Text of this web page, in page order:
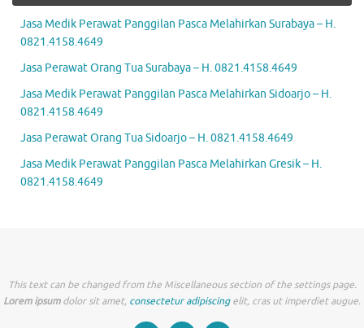
Jasa Medik Perawat Panggilan Pasca Melahirkan Surabaya – H.
0821.4158.4649
Jasa Perawat Orang Tua Surabaya – H. 0821.4158.4649
Jasa Medik Perawat Panggilan Pasca Melahirkan Sidoarjo – H.
0821.4158.4649
Jasa Perawat Orang Tua Sidoarjo – H. 0821.4158.4649
Jasa Medik Perawat Panggilan Pasca Melahirkan Gresik – H.
0821.4158.4649
This text can be changed from the Miscellaneous section of the settings page.
Lorem ipsumdolor sit amet, consectetur adipiscingelit, cras ut imperdiet augue.